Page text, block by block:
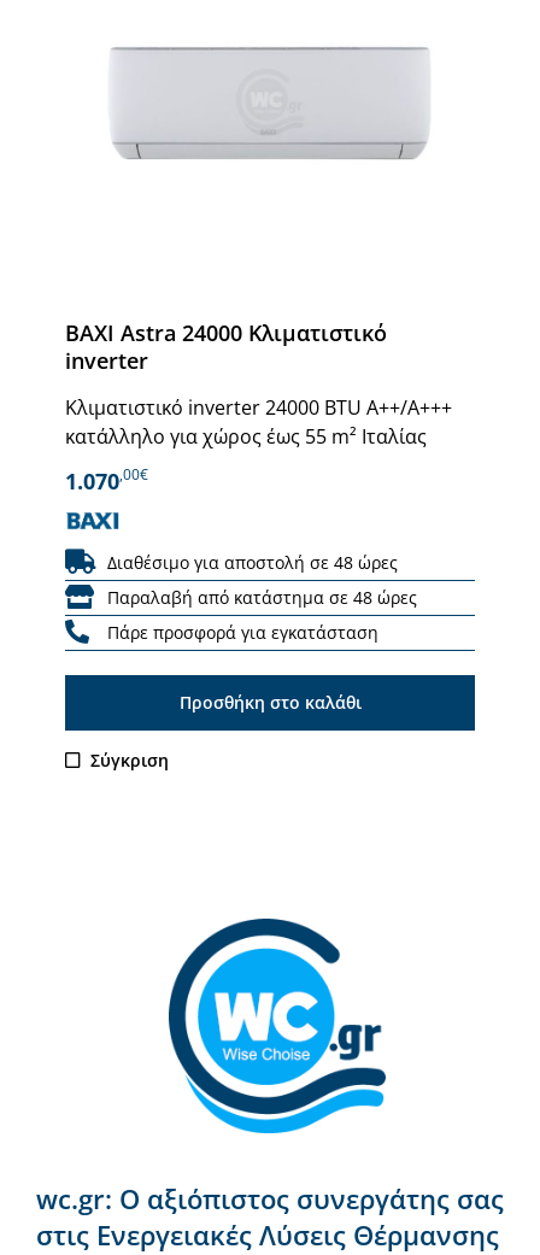
BAXI Astra 24000 Κλιματιστικό
inverter
Κλιματιστικό inverter 24000 BTU Α++/Α+++
κατάλληλο για χώρος έως 55 m² Ιταλίας
1.070,00€
Διαθέσιμο για αποστολή σε 48 ώρες
Παραλαβή από κατάστημα σε 48 ώρες
Πάρε προσφορά για εγκατάσταση
Προσθήκη στο καλάθι
Σύγκριση
wc.gr: Ο αξιόπιστος συνεργάτης σας
στις Ενεργειακές Λύσεις Θέρμανσης